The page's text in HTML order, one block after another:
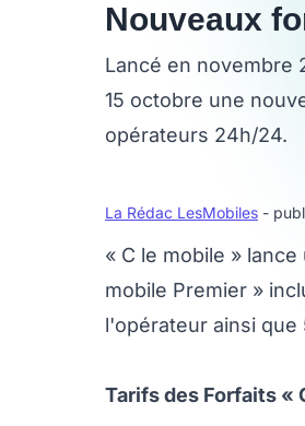
Nouveaux
Lancé en novembre
15 octobre une
opérateurs 24h/24.
La Rédac LesMobiles -
« C le mobile »
mobile Premier »
l'opérateur ainsi que
Tarifs des Forfaits «